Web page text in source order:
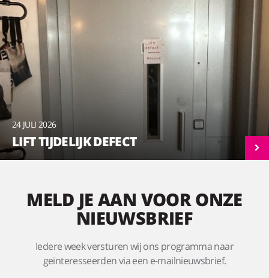
24 JULI 2026
LIFT TIJDELIJK DEFECT
MELD JE AAN VOOR ONZE
NIEUWSBRIEF
Iedere week versturen wij ons programma naar
geïnteresseerden via een e-mailnieuwsbrief.